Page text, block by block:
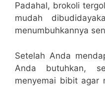
Padahal, brokoli
mudah
menumbuhkannya
Setelah Anda
Anda butuhkan,
menyemai bibit agar